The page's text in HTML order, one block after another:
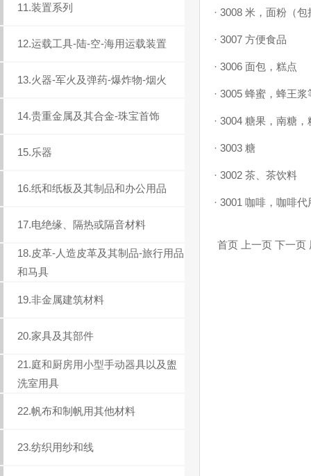
11.装置系列
12.运载工具-陆-空-海用运载装置
13.火器-军火及弹药-爆炸物-烟火
14.贵重金属及其合金-珠宝首饰
15.乐器
16.纸和纸板及其制品和办公用品
17.电绝缘、隔热或隔音材料
18.皮革-人造皮革及其制品-旅行用品
和马具
19.非金属建筑材料
20.家具及其部件
21.庭和厨房用小型手动器具以及盥
洗室用具
22.帆布和制帆用其他材料
23.纺织用纱和线
· 3008 米，面粉（
· 3007 方便食品
· 3006 面包，糕点
· 3005 蜂蜜，蜂王浆
· 3004 糖果，南糖，
· 3003 糖
· 3002 茶、茶饮料
· 3001 咖啡，咖啡代
首页 上一页 下一